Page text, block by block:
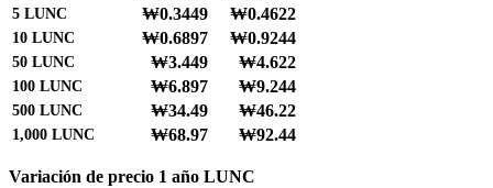
5 LUNC ₩0.3449 ₩0.4622
10 LUNC ₩0.6897 ₩0.9244
50 LUNC ₩3.449 ₩4.622
100 LUNC ₩6.897 ₩9.244
500 LUNC ₩34.49 ₩46.22
1,000 LUNC ₩68.97 ₩92.44
Variación de precio 1 año LUNC